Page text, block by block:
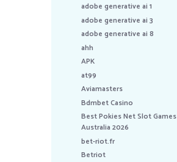
adobe generative ai 1
adobe generative ai 3
adobe generative ai 8
ahh
APK
at99
Aviamasters
Bdmbet Casino
Best Pokies Net Slot Games
Australia 2026
bet-riot.fr
Betriot